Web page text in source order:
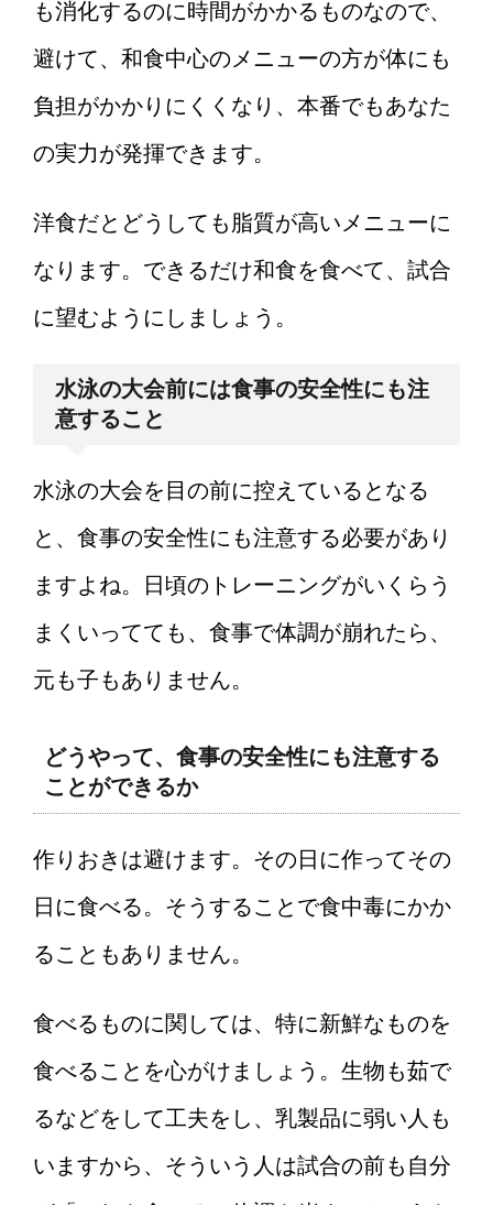
も消化するのに時間がかかるものなので、
避けて、和食中心のメニューの方が体にも
負担がかかりにくくなり、本番でもあなた
の実力が発揮できます。
洋食だとどうしても脂質が高いメニューに
なります。できるだけ和食を食べて、試合
に望むようにしましょう。
水泳の大会前には食事の安全性にも注
意すること
水泳の大会を目の前に控えているとなる
と、食事の安全性にも注意する必要があり
ますよね。日頃のトレーニングがいくらう
まくいってても、食事で体調が崩れたら、
元も子もありません。
どうやって、食事の安全性にも注意する
ことができるか
作りおきは避けます。その日に作ってその
日に食べる。そうすることで食中毒にかか
ることもありません。
食べるものに関しては、特に新鮮なものを
食べることを心がけましょう。生物も茹で
るなどをして工夫をし、乳製品に弱い人も
いますから、そういう人は試合の前も自分